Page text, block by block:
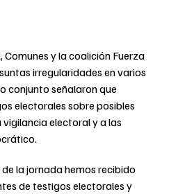
y la coalición Fuerza
irregularidades en varios
conjunto señalaron que
electorales sobre posibles
electoral y a las
la jornada hemos recibido
de testigos electorales y